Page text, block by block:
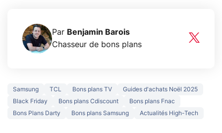
Par Benjamin Barois
Chasseur de bons plans
Samsung TCL Bons plans TV
Guides d'achats Noël 2025
Black Friday
Bons plans Cdiscount
Bons plans Fnac
Bons Plans Darty
Bons plans Samsung Actualités High-Tech